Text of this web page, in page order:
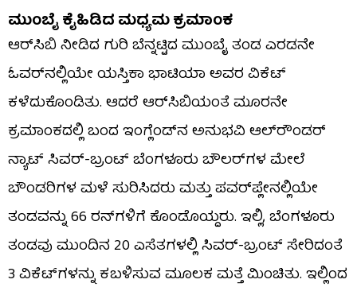
ಮುಂಬೈ ಕೈಹಿಡಿದ ಮಧ್ಯಮ ಕ್ರಮಾಂಕ
ಆರ್​ಸಿಬಿ ನೀಡಿದ ಗುರಿ ಬೆನ್ನಟ್ಟಿದ ಮುಂಬೈ ತಂಡ ಎರಡನೇ
ಓವರ್‌ನಲ್ಲಿಯೇ ಯಸ್ತಿಕಾ ಭಾಟಿಯಾ ಅವರ ವಿಕೆಟ್
ಕಳೆದುಕೊಂಡಿತು. ಆದರೆ ಆರ್‌ಸಿಬಿಯಂತೆ ಮೂರನೇ
ಕ್ರಮಾಂಕದಲ್ಲಿ ಬಂದ ಇಂಗ್ಲೆಂಡ್‌ನ ಅನುಭವಿ ಆಲ್‌ರೌಂಡರ್
ನ್ಯಾಟ್ ಸಿವರ್-ಬ್ರಂಟ್ ಬೆಂಗಳೂರು ಬೌಲರ್‌ಗಳ ಮೇಲೆ
ಬೌಂಡರಿಗಳ ಮಳೆ ಸುರಿಸಿದರು ಮತ್ತು ಪವರ್‌ಪ್ಲೇನಲ್ಲಿಯೇ
ತಂಡವನ್ನು 66 ರನ್‌ಗಳಿಗೆ ಕೊಂಡೊಯ್ದರು. ಇಲ್ಲಿ, ಬೆಂಗಳೂರು
ತಂಡವು ಮುಂದಿನ 20 ಎಸೆತಗಳಲ್ಲಿ ಸಿವರ್-ಬ್ರಂಟ್ ಸೇರಿದಂತೆ
3 ವಿಕೆಟ್‌ಗಳನ್ನು ಕಬಳಿಸುವ ಮೂಲಕ ಮತ್ತೆ ಮಿಂಚಿತು. ಇಲ್ಲಿಂದ